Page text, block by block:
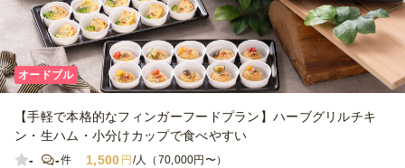
オードブル
【手軽で本格的なフィンガーフードプラン】ハーブグリルチキ
ン・生ハム・小分けカップで食べやすい
-
-件 1,500 円/人（70,000円〜）